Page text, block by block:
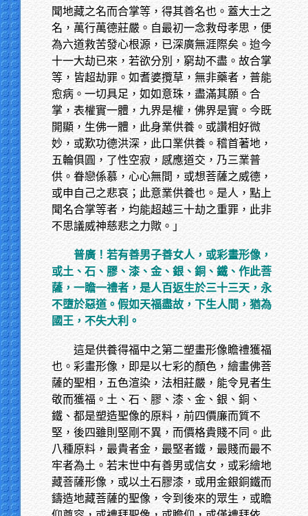
聞地藏之名而合掌等，得其善名也。蓋大士之
名，萬行萬德莊嚴。自最初一念救母孝思，便
為六道救苦發心根源，已深廣無涯際矣。迨今
十一大劫已來，若欲分別，窮劫不盡。故合掌
等，皆超劫罪。如耆婆攬草，無非藥者，普能
愈病。一切具足，如如意珠，盡滿其願。合
掌，表權實一體，九界是權，佛界是實。今既
開顯，生佛一體，此身業供養。或讚相好微
妙，或歎功德洪深，此口業供養。稽首著地，
五輪俱圓，了性空寂，感應道交，乃三業普
供。眷戀係慕，心心無間，或想菩薩之威德，
或申自己之悲哀；此意業供養也。是人，點上
聞名合掌等者，均能超越三十劫之重罪，此非
不思議威神慈悲之力歟。」
普廣！若有善男子善女人，或彩畫形像，
或土、石、膠、漆、金、銀、銅、鐵、作此菩
薩，一瞻一禮者，是人百返生於三十三天，永
不墮於惡道。假如天福盡故，下生人間，猶為
國王，不失大利。
這是供養得福中之第二塑畫形像瞻禮獲福
也。彩畫形像，即是以七彩的顏色，繪畫佛菩
薩的聖相，五色渲染，法相莊嚴，能令見者生
敬而獲福。土、石、膠、漆、金、銀、銅、
鐵、都是塑造聖像的原料，前四價廉而質不
堅，後四雖則堅剛不異，而價格貴賤不同。此
八種原料，最貴者金，最堅者鐵，最賤而最不
牢者為土。若末世中有善男或信女，或彩繪地
藏菩薩形像，或以土石膠漆，或用金銀銅鐵而
鑄造地藏菩薩的聖像，令到後來的眾生，或瞻